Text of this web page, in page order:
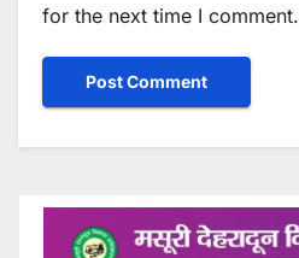
for the next time I comment.